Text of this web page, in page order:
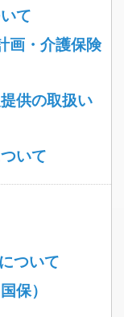
て
画・介護保険
供の取扱い
いて
ついて
保）